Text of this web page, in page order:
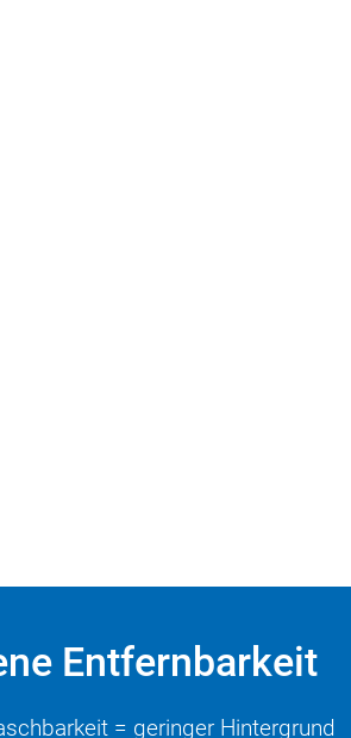
Entfernbarkeit
= geringer Hintergrund